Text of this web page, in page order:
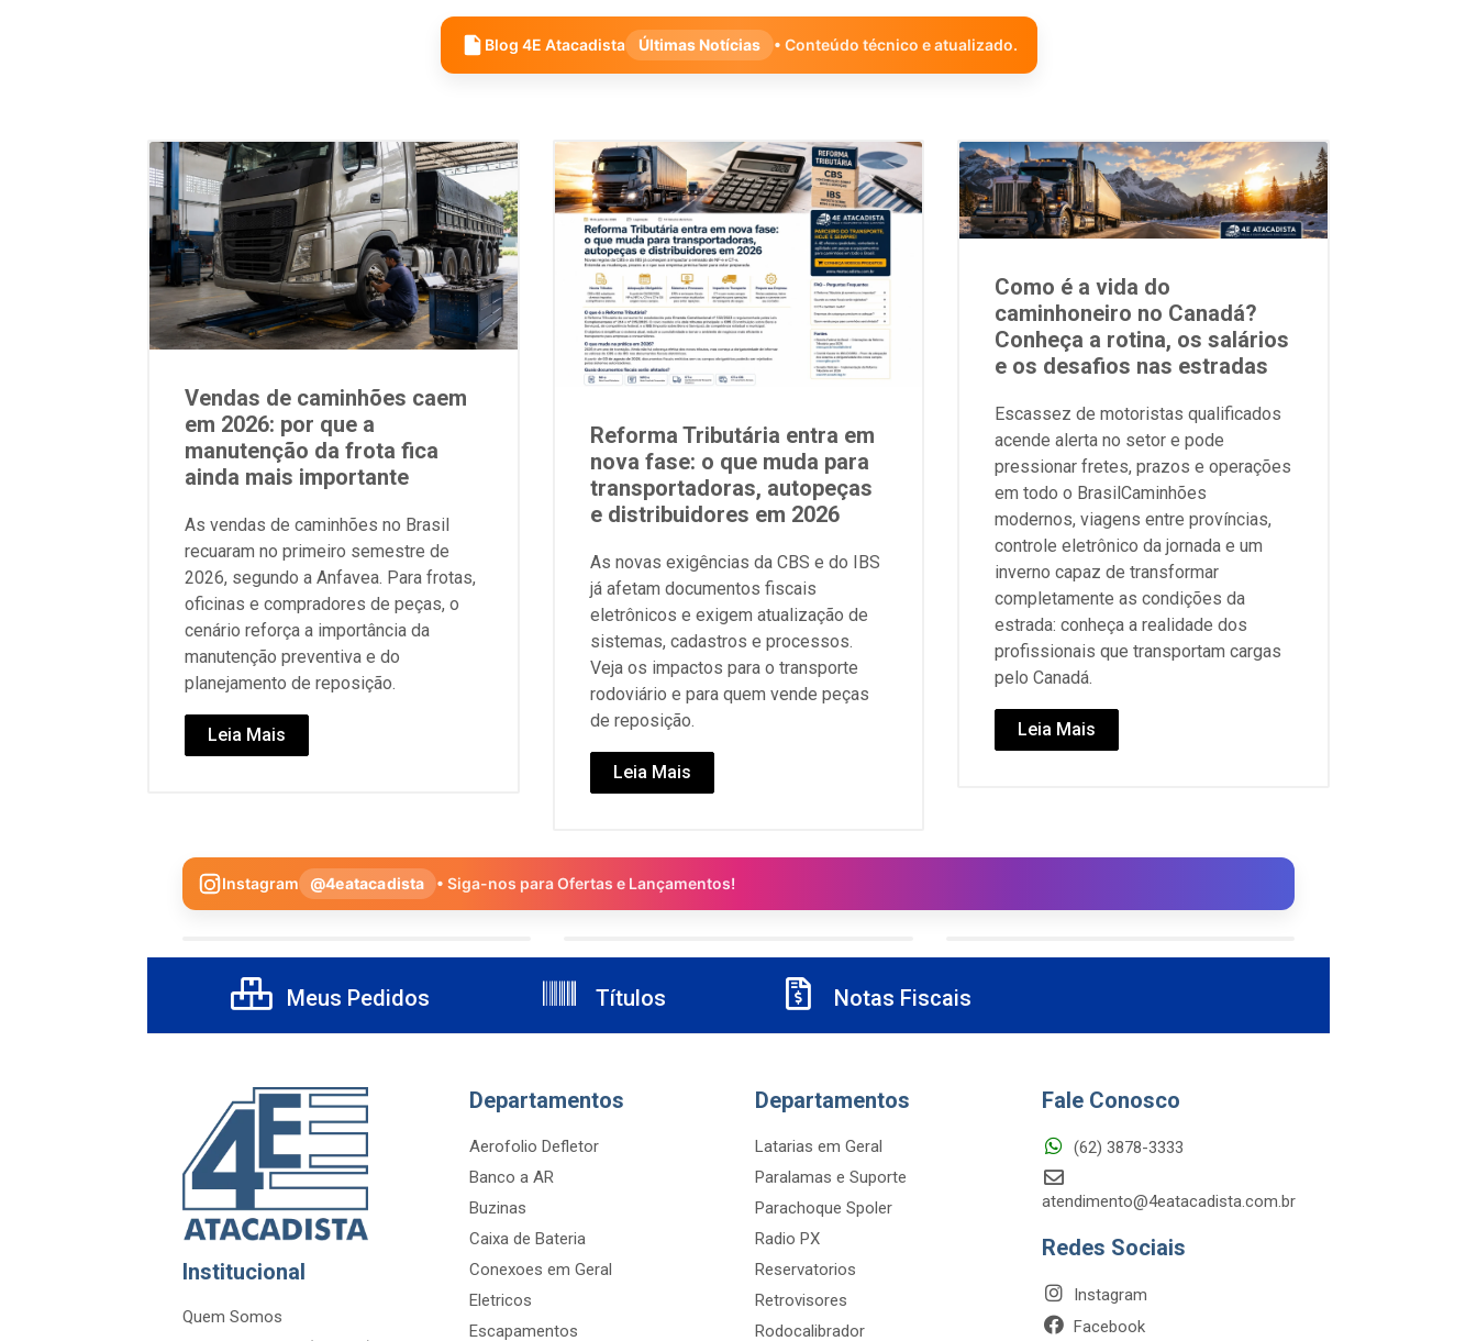
Blog 4E Atacadista Últimas Notícias • Conteúdo técnico e atualizado.
Vendas de caminhões caem
em 2026: por que a
manutenção da frota fica
ainda mais importante
As vendas de caminhões no Brasil
recuaram no primeiro semestre de
2026, segundo a Anfavea. Para frotas,
oficinas e compradores de peças, o
cenário reforça a importância da
manutenção preventiva e do
planejamento de reposição.
Leia Mais
Reforma Tributária entra em
nova fase: o que muda para
transportadoras, autopeças
e distribuidores em 2026
As novas exigências da CBS e do IBS
já afetam documentos fiscais
eletrônicos e exigem atualização de
sistemas, cadastros e processos.
Veja os impactos para o transporte
rodoviário e para quem vende peças
de reposição.
Leia Mais
Como é a vida do
caminhoneiro no Canadá?
Conheça a rotina, os salários
e os desafios nas estradas
Escassez de motoristas qualificados
acende alerta no setor e pode
pressionar fretes, prazos e operações
em todo o BrasilCaminhões
modernos, viagens entre províncias,
controle eletrônico da jornada e um
inverno capaz de transformar
completamente as condições da
estrada: conheça a realidade dos
profissionais que transportam cargas
pelo Canadá.
Leia Mais
Instagram @4eatacadista • Siga-nos para Ofertas e Lançamentos!
Meus Pedidos Títulos Notas Fiscais
Institucional
Quem Somos
Departamentos
Aerofolio Defletor
Banco a AR
Buzinas
Caixa de Bateria
Conexoes em Geral
Eletricos
Escapamentos
Departamentos
Latarias em Geral
Paralamas e Suporte
Parachoque Spoler
Radio PX
Reservatorios
Retrovisores
Rodocalibrador
Fale Conosco
(62) 3878-3333
atendimento@4eatacadista.com.br
Redes Sociais
Instagram
Facebook